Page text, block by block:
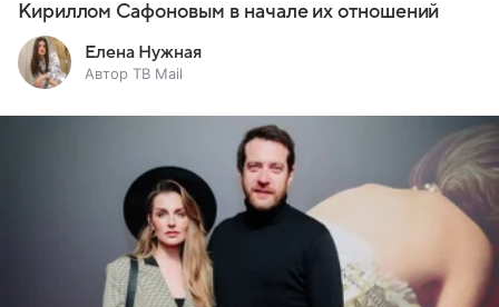
Кириллом Сафоновым в начале их отношений
Елена Нужная
Автор ТВ Mail